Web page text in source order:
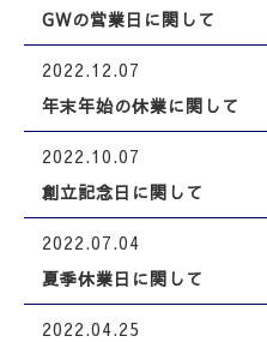
GWの営業日に関して
2022.12.07
年末年始の休業に関して
2022.10.07
創立記念日に関して
2022.07.04
夏季休業日に関して
2022.04.25